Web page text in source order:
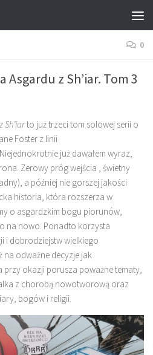
0
Asgardu z Sh’iar. Tom 3
Sh’iarto już trzeci tom solowej serii o
Foster z linii
już dawałem wyraz,
Zerowy próg wejścia , świetny
a później nie gorszej jakości
historia, która rozszerza w
o asgardzkim bogu piorunów,
na nowo. Ponadto korzysta
i dobrodziejstw wielkiego
na odważne decyzje jak
okazji porusza poważne tematy,
z chorobą nowotworową oraz
bogów i religii.